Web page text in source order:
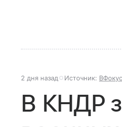
2 дня назад Источник:
В КНДР